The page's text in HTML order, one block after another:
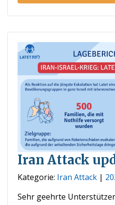
Iran Attack
Kategorie: Iran Attack |
Sehr geehrte